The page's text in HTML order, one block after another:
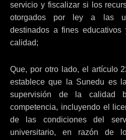
servicio y fiscalizar si los
otorgados por ley a las
destinados a fines
calidad;
Que, por otro lado, el artículo
establece que la Sunedu es
supervisión de la calidad
competencia, incluyendo el
de las condiciones del
universitario, en razón de